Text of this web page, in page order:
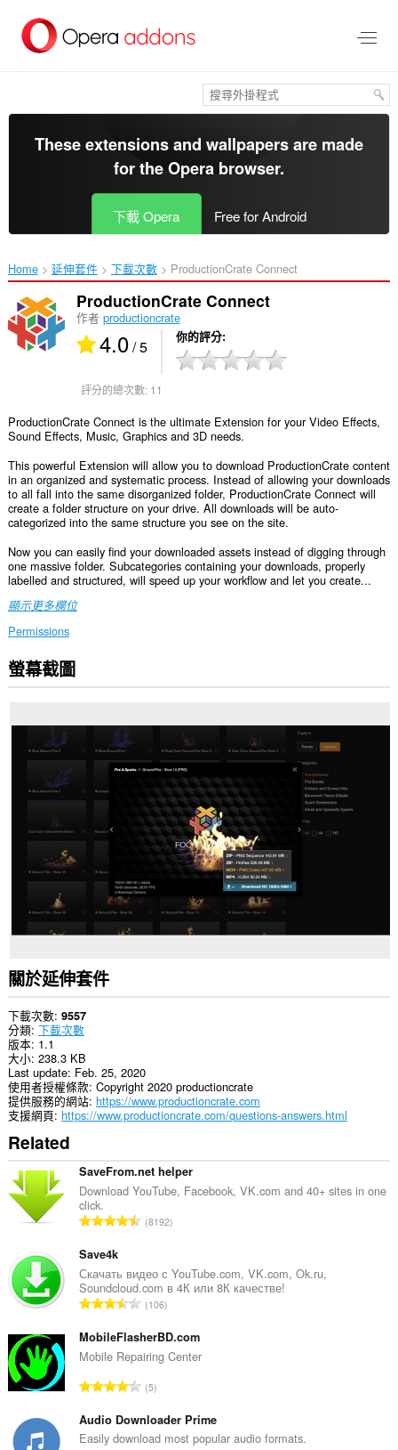
區
These extensions and wallpapers are made
for theOpera browser.
下載 Opera Free for Android
Home 延伸套件 下載次數 ProductionCrate Connect‎
ProductionCrate Connect
作者 productioncrate
4.0/ 5 你的評分
評分的總次數: 11
ProductionCrate Connect is the ultimate Extension for your Video Effects,
Sound Effects, Music, Graphics and 3D needs.
This powerful Extension will allow you to download ProductionCrate content
in an organized and systematic process. Instead of allowing your downloads
to all fall into the same disorganized folder, ProductionCrate Connect will
create a folder structure on your drive. All downloads will be auto-
categorized into the same structure you see on the site.
Now you can easily find your downloaded assets instead of digging through
one massive folder. Subcategories containing your downloads, properly
labelled and structured, will speed up your workflow and let you create...
顯示更多欄位
Permissions
這
個
套
extension
create
rich
notifications
and
display
them
to
you
in
the
system
tray.
螢幕截圖
關於延伸套件
下載次數 9557
分類 下載次數
版本 1.1
大小 238.3 KB
Last update Feb. 25, 2020
使用者授權條款 Copyright 2020 productioncrate
提供服務的網站 https://www.productioncrate.com
支援網頁 https://www.productioncrate.com/questions-answers.html
Related
SaveFrom.net helper
Download YouTube, Facebook, VK.com and 40+ sites in one
click.
評
總
次
數
8192
Save4k
Скачать видео с YouTube.com, VK.com, Ok.ru,
Soundcloud.com в 4К или 8К качестве!
評
的
總
數
106
MobileFlasherBD.com
Mobile Repairing Center
評
的
總
5
Audio Downloader Prime
Easily download most popular audio formats.